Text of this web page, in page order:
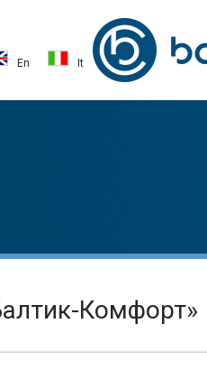
En It
Комфорт»